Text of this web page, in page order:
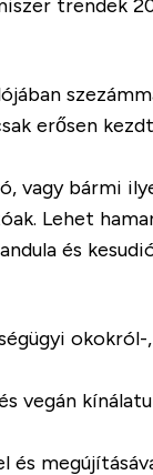
erősen
bármi
Lehet
és
vegán
és